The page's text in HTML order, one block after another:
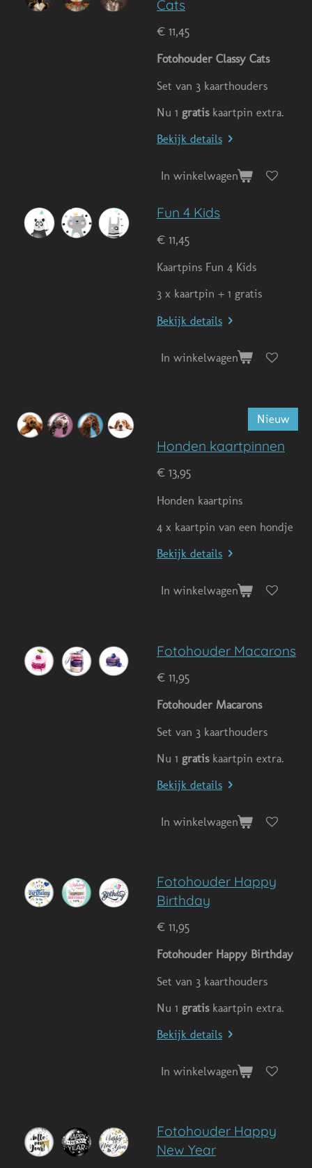
Cats
€ 11,45
Fotohouder Classy Cats
Set van 3 kaarthouders
Nu 1 gratiskaartpin extra.
Bekijk details
In winkelwagen
Fun 4 Kids
€ 11,45
Kaartpins Fun 4 Kids
3 x kaartpin + 1 gratis
Bekijk details
In winkelwagen
Nieuw
Honden kaartpinnen
€ 13,95
Honden kaartpins
4 x kaartpin van een hondje
Bekijk details
In winkelwagen
Fotohouder Macarons
€ 11,95
Fotohouder Macarons
Set van 3 kaarthouders
Nu 1 gratiskaartpin extra.
Bekijk details
In winkelwagen
Fotohouder Happy
Birthday
€ 11,95
Fotohouder Happy Birthday
Set van 3 kaarthouders
Nu 1 gratiskaartpin extra.
Bekijk details
In winkelwagen
Fotohouder Happy
New Year